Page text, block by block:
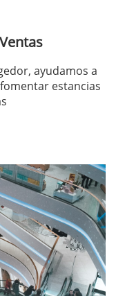
ayudamos a
estancias